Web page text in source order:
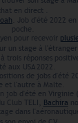
en direct .
. Job d'été 2022
poche.
pour recevoir
un stage à l'étranger
trois réponses
aux USA 2022.
de jobs d'été
et l'autre à Malte.
job d'été en Virginie
Club TELI,
Bachira
dans